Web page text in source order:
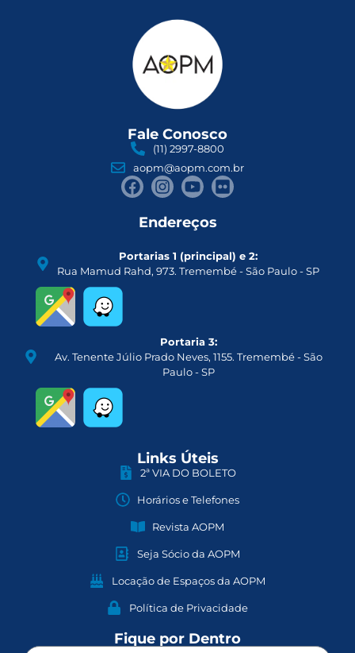
Fale Conosco
(11) 2997-8800
aopm@aopm.com.br
Endereços
Portarias 1 (principal) e 2:
Rua Mamud Rahd, 973. Tremembé - São Paulo - SP
Portaria 3:
Av. Tenente Júlio Prado Neves, 1155. Tremembé - São
Paulo - SP
Links Úteis
2ª VIA DO BOLETO
Horários e Telefones
Revista AOPM
Seja Sócio da AOPM
Locação de Espaços da AOPM
Política de Privacidade
Fique por Dentro